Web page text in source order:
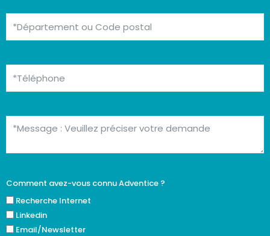
Comment avez-vous connu Adventice ?
Recherche Internet
Linkedin
Email/Newsletter